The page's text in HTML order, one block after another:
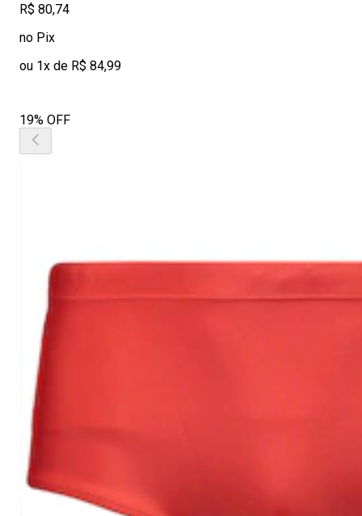
R$ 80,74
no Pix
ou 1x de R$ 84,99
19% OFF